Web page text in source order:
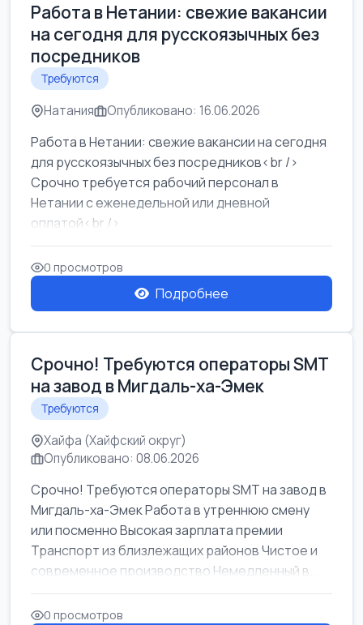
Работа в Нетании: свежие вакансии
на сегодня для русскоязычных без
посредников
Требуются
Натания Опубликовано: 16.06.2026
Работа в Нетании: свежие вакансии на сегодня
для русскоязычных без посредников<br />
Срочно требуется рабочий персонал в
Нетании с еженедельной или дневной
оплатой<br />
Свежие вакансии в Нетании дл...
0 просмотров
Подробнее
Срочно! Требуются операторы SMT
на завод в Мигдаль-ха-Эмек
Требуются
Хайфа (Хайфский округ)
Опубликовано: 08.06.2026
Срочно! Требуются операторы SMT на завод в
Мигдаль-ха-Эмек Работа в утреннюю смену
или посменно Высокая зарплата премии
Транспорт из близлежащих районов Чистое и
современное производство Немедленный в...
0 просмотров